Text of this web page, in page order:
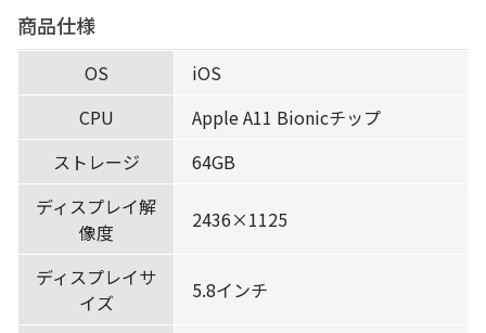
商品仕様
OS
iOS
CPU
Apple A11 Bionicチップ
ストレージ
64GB
ディスプレイ解
像度
2436×1125
ディスプレイサ
イズ
5.8インチ